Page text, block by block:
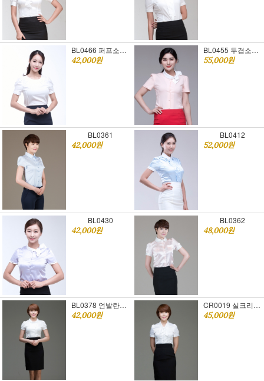
BL0466 퍼프소매 반팔블라우스 [승무원면접복장추천]
42,000원
BL0455 두겹소매리본 반팔블라우스 [승무원면접복장추천]
55,000원
BL0361
42,000원
BL0412
52,000원
BL0430
42,000원
BL0362
48,000원
BL0378 언발란스퍼프 반팔블라우스 [승무원면접복장추천]
42,000원
CR0019 실크리본 반팔블라우스 [승무원면접복장추천]
45,000원